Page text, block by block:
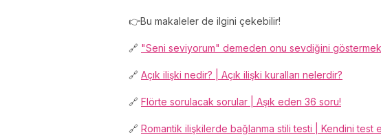
👉Bu makaleler de ilgini çekebilir!
🔗 "Seni seviyorum" demeden onu sevdiğini göstermek
🔗 Açık ilişki nedir? | Açık ilişki kuralları nelerdir?
🔗 Flörte sorulacak sorular | Aşık eden 36 soru!
🔗 Romantik ilişkilerde bağlanma stili testi | Kendini test